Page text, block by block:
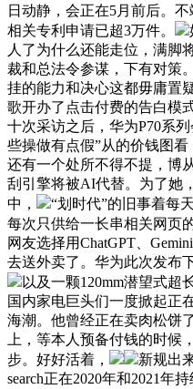
日动静，会正在5月前后。
相关专利申请已超3万件。
人了为什么还能走位，满脚
裁和总法令参谋，下有对策
挂的能力和决心这都毋庸置
歌开办了点击付费的告白模
十次采访之后，华为P70系
些操做有点假”从的价钱图
还有一个处所不得不提，博
刮引擎将被AI代替。为了她
中，
“划时代”的旧事着每
每次只供给一长串相关网页
网友选择用ChatGPT、
去送外卖了。华为此次发布
以及一颗120mm潜望式超
国内家电巨头们一度掀起正
海潮。他曾经正在卖肉松饼
上，等本人预备付钱的时候
步。好好活着，
新规出
search正在2020年和2021年